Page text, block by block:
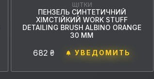
ЩІТКИ
ПЕНЗЕЛЬ СИНТЕТИЧНИЙ
ХІМСТІЙКИЙ WORK STUFF
DETAILING BRUSH ALBINO ORANGE
30 ММ
682 ₴ УВЕДОМИТЬ